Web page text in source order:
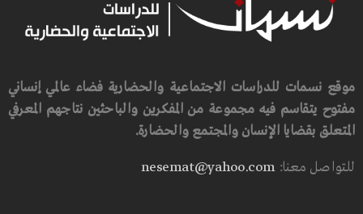
موقع نسمات للدراسات الاجتماعية والحضارية فضاء عالمي إنساني
مفتوح يتقاسم فيه مجموعة من المفكرين والباحثين نتاجهم المعرفي
المتعلق بقضايا الإنسان والمجتمع والحضارة.
للتواصل معنا:nesemat@yahoo.com